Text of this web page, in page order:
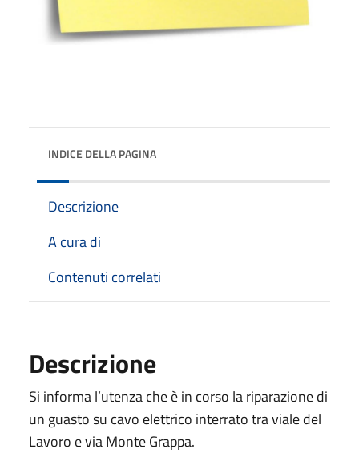
INDICE DELLA PAGINA
Descrizione
A cura di
Contenuti correlati
Descrizione
Si informa l’utenza che è in corso la riparazione di
un guasto su cavo elettrico interrato tra viale del
Lavoro e via Monte Grappa.